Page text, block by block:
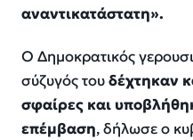
αναντικατάστατη».
Ο Δημοκρατικός
σύζυγός τουδέχτηκαν
σφαίρες και
επέμβαση, δήλωσε ο